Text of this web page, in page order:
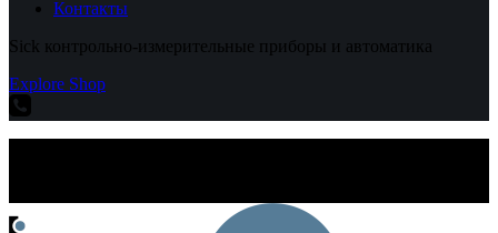
Контакты
Sick контрольно-измерительные приборы и автоматика
Explore Shop